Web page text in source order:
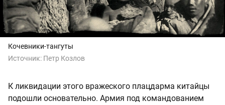
Кочевники-тангуты
Источник: Петр Козлов
К ликвидации этого вражеского плацдарма китайцы
подошли основательно. Армия под командованием